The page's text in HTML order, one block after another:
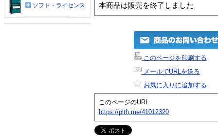
本商品は販売を終了しました
このページを印刷する
メールでURLを送る
お気に入りに追加する
このページのURL
https://plth.me/41012320
ソフト・ライセンス